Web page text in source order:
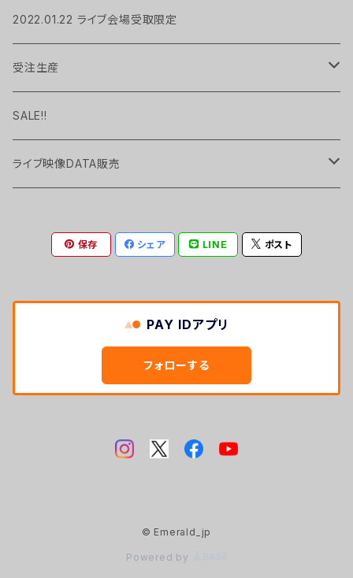
MIRAGE
socks
Hoodie
Pavlov City
Long Sleeve Tee
bag
candle
handkerchief
cup
MIRAGE
Whisky Glass
LP
EP
2022.01.22 ライブ会場受取限定
受注生産
現品限り
SALE!!
ライブ映像DATA販売
保存 シェア LINE ポスト
PAY IDアプリ
フォローする
© Emerald_jp
Powered by